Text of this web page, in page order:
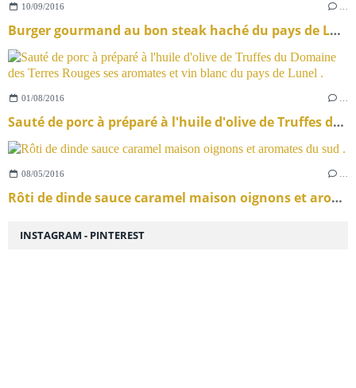
10/09/2016
Burger gourmand au bon steak haché du pays de Lunel , sa salade , son fromage et pour finir moutarde au Mojito d’Alsace .
01/08/2016
Sauté de porc à préparé à l'huile d'olive de Truffes du Domaine des Terres Rouges ses aromates et vin blanc du pays de Lunel .
08/05/2016
Rôti de dinde sauce caramel maison oignons et aromates du sud .
INSTAGRAM - PINTEREST